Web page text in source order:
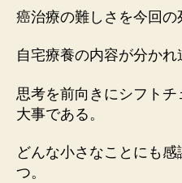
癌治療の難しさを今回の
自宅療養の内容が分かれ
思考を前向きにシフト
大事である。
どんな小さなことにも
つ。